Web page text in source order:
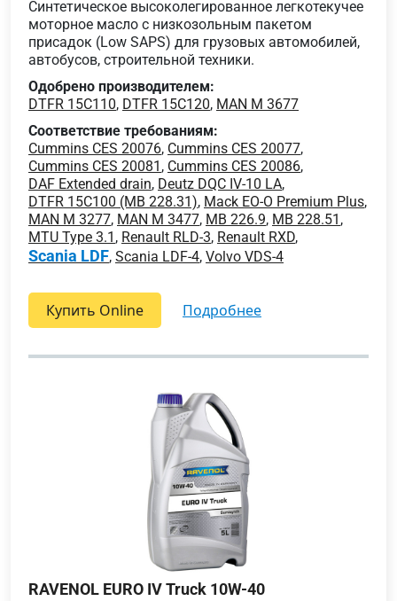
Cинтетическое высоколегированное легкотекучее
моторное масло с низкозольным пакетом
присадок (Low SAPS) для грузовых автомобилей,
автобусов, строительной техники.
Одобрено производителем:
DTFR 15C110, DTFR 15C120, MAN M 3677
Соответствие требованиям:
Cummins CES 20076, Cummins CES 20077,
Cummins CES 20081 , Cummins CES 20086,
DAF Extended drain, Deutz DQC IV-10 LA,
DTFR 15C100 (MB 228.31), Mack EO-O Premium Plus,
MAN M 3277, MAN M 3477, MB 226.9, MB 228.51 ,
MTU Type 3.1 , Renault RLD-3, Renault RXD,
Scania LDF, Scania LDF-4, Volvo VDS-4
Купить Online подробнее
RAVENOL EURO IV Truck 10W-40